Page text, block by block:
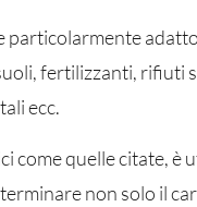
particolarmente adatto
fertilizzanti, rifiuti
ecc.
come quelle citate, è
non solo il